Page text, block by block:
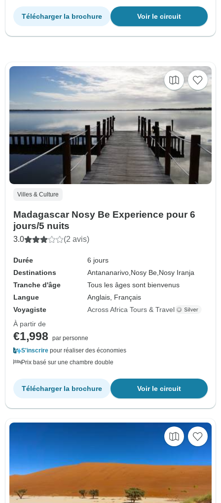
Voir le circuit
Télécharger la brochure
Villes & Culture
Madagascar Nosy Be Experience pour 6
jours/5 nuits
3.0 (2 avis)
Durée
6 jours
Destinations
Antananarivo, Nosy Be, Nosy Iranja
Tranche d'âge
Tous les âges sont bienvenus
Langue
Anglais, Français
Voyagiste
Across Africa Tours & Travel
À partir de
€1,998
par personne
S'inscrire pour réaliser des économies
Prix basé sur une chambre double
Voir le circuit
Télécharger la brochure